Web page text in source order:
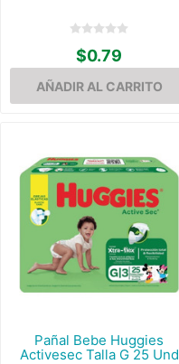
$0.79
Pañal Bebe Huggies
Activesec Talla G 25 Und